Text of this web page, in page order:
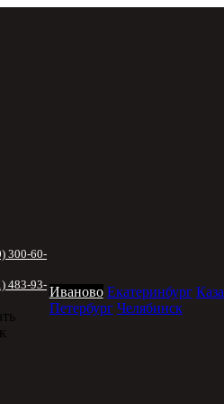
300-60-
483-93- Иваново Екатеринбург
Петербург Челябинск